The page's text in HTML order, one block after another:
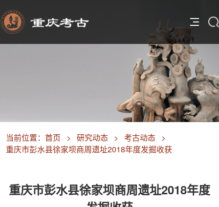
当前位置： 首页 > 研究动态 > 考古动态 >
重庆市彭水县徐家坝商周遗址2018年度发掘收获
重庆市彭水县徐家坝商周遗址2018年度